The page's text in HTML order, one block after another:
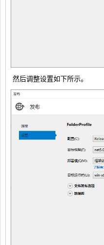
然后调整设置如下所示。